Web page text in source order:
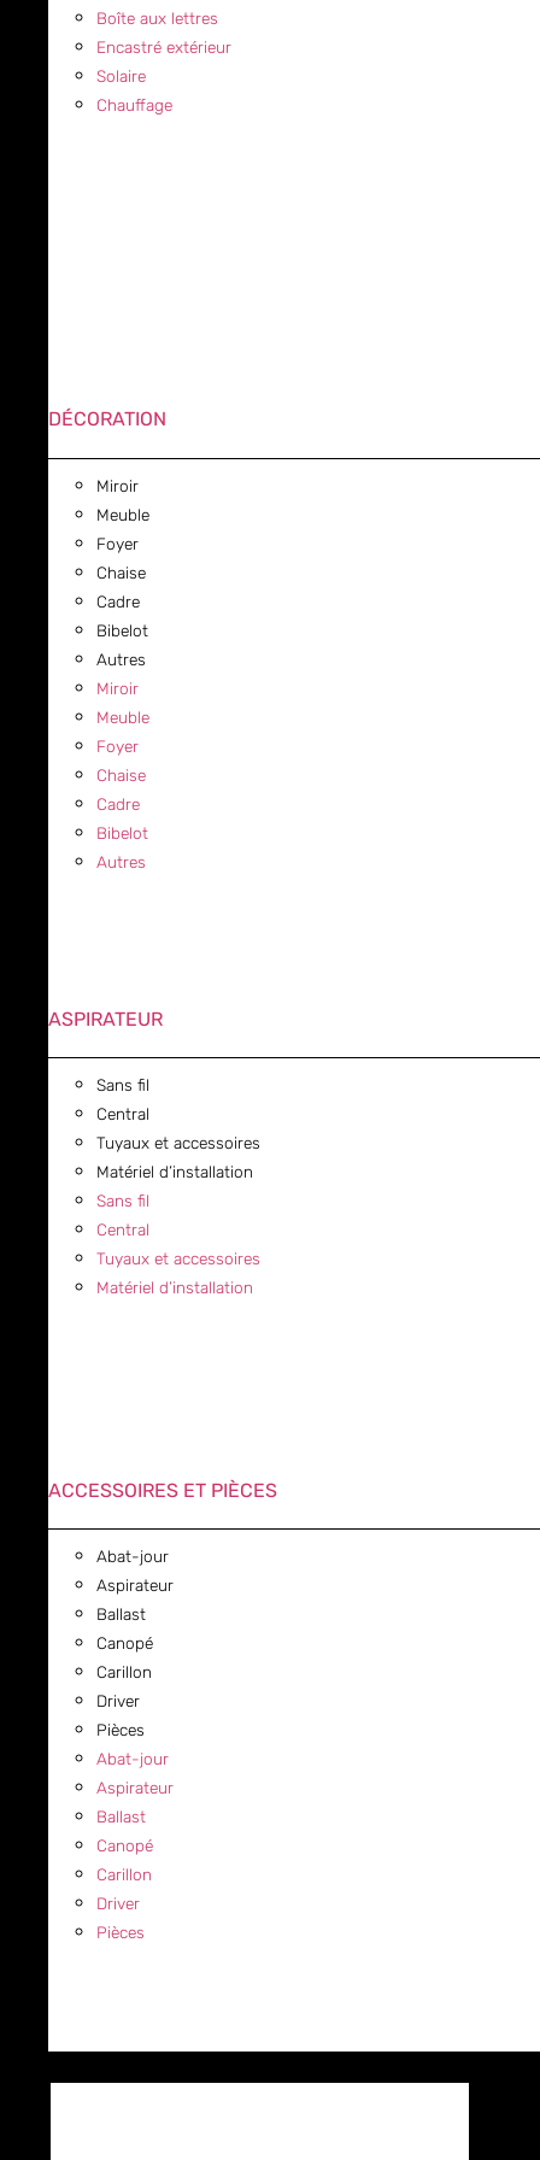
Boîte aux lettres
Encastré extérieur
Solaire
Chauffage
DÉCORATION
Miroir
Meuble
Foyer
Chaise
Cadre
Bibelot
Autres
Miroir
Meuble
Foyer
Chaise
Cadre
Bibelot
Autres
ASPIRATEUR
Sans fil
Central
Tuyaux et accessoires
Matériel d’installation
Sans fil
Central
Tuyaux et accessoires
Matériel d’installation
ACCESSOIRES ET PIÈCES
Abat-jour
Aspirateur
Ballast
Canopé
Carillon
Driver
Pièces
Abat-jour
Aspirateur
Ballast
Canopé
Carillon
Driver
Pièces